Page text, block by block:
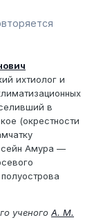
ихтиолог и
в
(окрестности
Амура —
ученого А. М.